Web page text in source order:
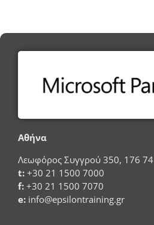
Αθήνα
Λεωφόρος Συγγρού 350, 176 74
t: +30 21 1500 7000
f: +30 21 1500 7070
e: info@epsilontraining.gr